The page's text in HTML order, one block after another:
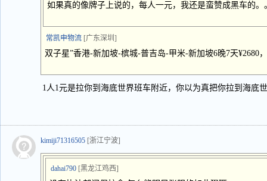
如果真的像牌子上说的，每人一元，我还是蛮赞成黑车的。
常凯申物流 [广东深圳]
双子星”香港-新加坡-槟城-普吉岛-甲米-新加坡6晚7天¥2680
1人1元是拉你到海底世界班车附近，你以为真把你拉到海底
kimiji71316505 [浙江宁波]
dahai790 [黑龙江鸡西]